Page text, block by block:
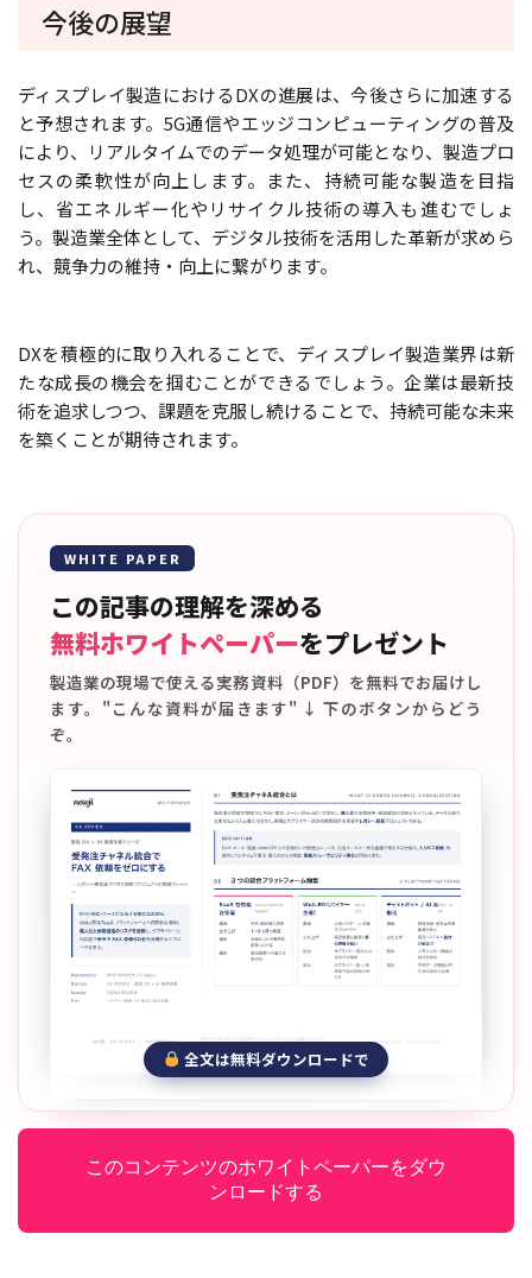
今後の展望
ディスプレイ製造におけるDXの進展は、今後さらに加速する
と予想されます。5G通信やエッジコンピューティングの普及
により、リアルタイムでのデータ処理が可能となり、製造プロ
セスの柔軟性が向上します。また、持続可能な製造を目指
し、省エネルギー化やリサイクル技術の導入も進むでしょ
う。製造業全体として、デジタル技術を活用した革新が求めら
れ、競争力の維持・向上に繋がります。
DXを積極的に取り入れることで、ディスプレイ製造業界は新
たな成長の機会を掴むことができるでしょう。企業は最新技
術を追求しつつ、課題を克服し続けることで、持続可能な未来
を築くことが期待されます。
WHITE PAPER
この記事の理解を深める
無料ホワイトペーパーをプレゼント
製造業の現場で使える実務資料（PDF）を無料でお届けし
ます。"こんな資料が届きます" ↓ 下のボタンからどう
ぞ。
全文は無料ダウンロードで
このコンテンツのホワイトペーパーをダウ
ンロードする